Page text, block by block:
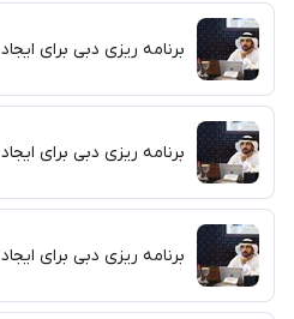
برنامه ریزی دبی برای ایجاد ۴۰ هزار شغل در متاورس
برنامه ریزی دبی برای ایجاد ۴۰ هزار شغل در متاورس
برنامه ریزی دبی برای ایجاد ۴۰ هزار شغل در متاورس